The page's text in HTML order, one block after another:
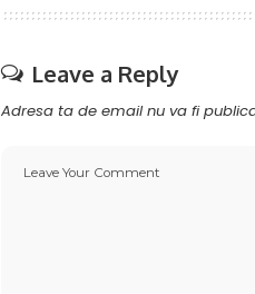
Leave a Reply
Adresa ta de email nu va fi